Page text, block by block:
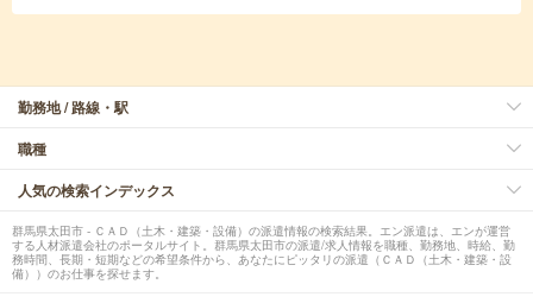
勤務地 / 路線・駅
職種
人気の検索インデックス
群馬県太田市 - ＣＡＤ（土木・建築・設備）の派遣情報の検索結果。エン派遣は、エンが運営
する人材派遣会社のポータルサイト。群馬県太田市の派遣/求人情報を職種、勤務地、時給、勤
務時間、長期・短期などの希望条件から、あなたにピッタリの派遣（ＣＡＤ（土木・建築・設
備））のお仕事を探せます。